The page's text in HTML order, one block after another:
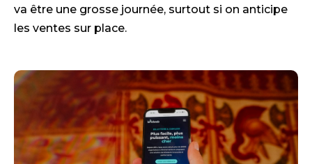
va être une grosse journée, surtout si on anticipe
les ventes sur place.